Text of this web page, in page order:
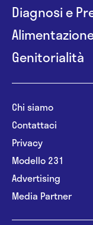
Diagnosi e
Genitorialità
Chi siamo
Contattaci
Privacy
Modello 231
Advertising
Media Partner